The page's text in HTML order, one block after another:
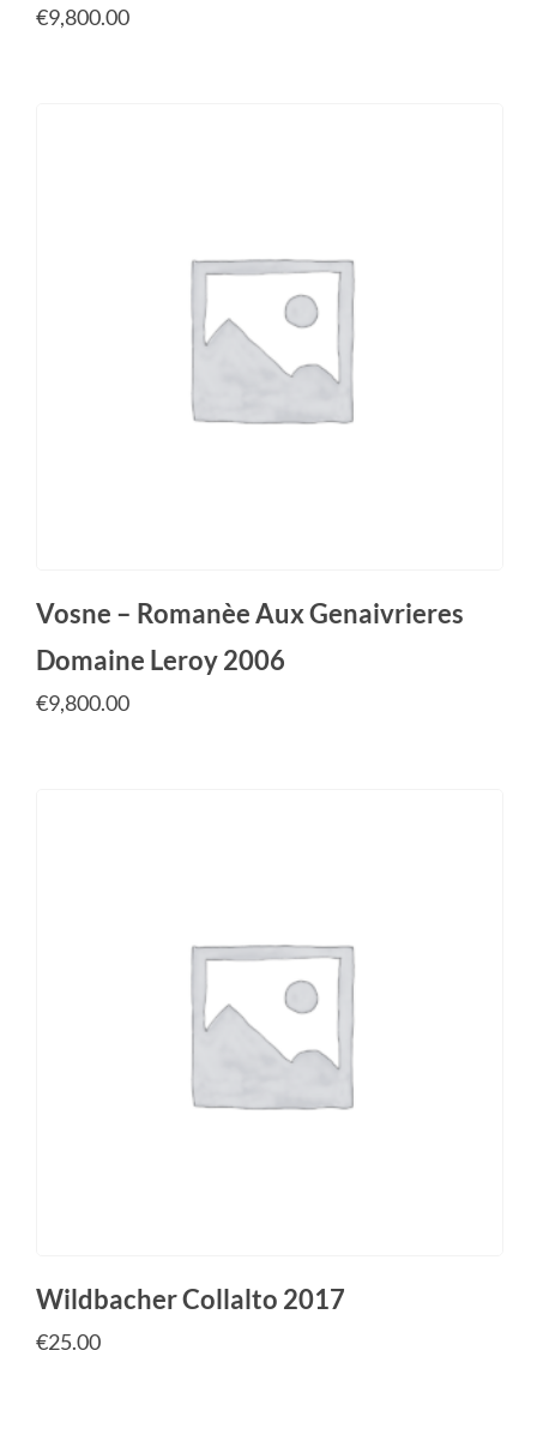
€9,800.00
Vosne – Romanèe Aux Genaivrieres
Domaine Leroy 2006
€9,800.00
Wildbacher Collalto 2017
€25.00